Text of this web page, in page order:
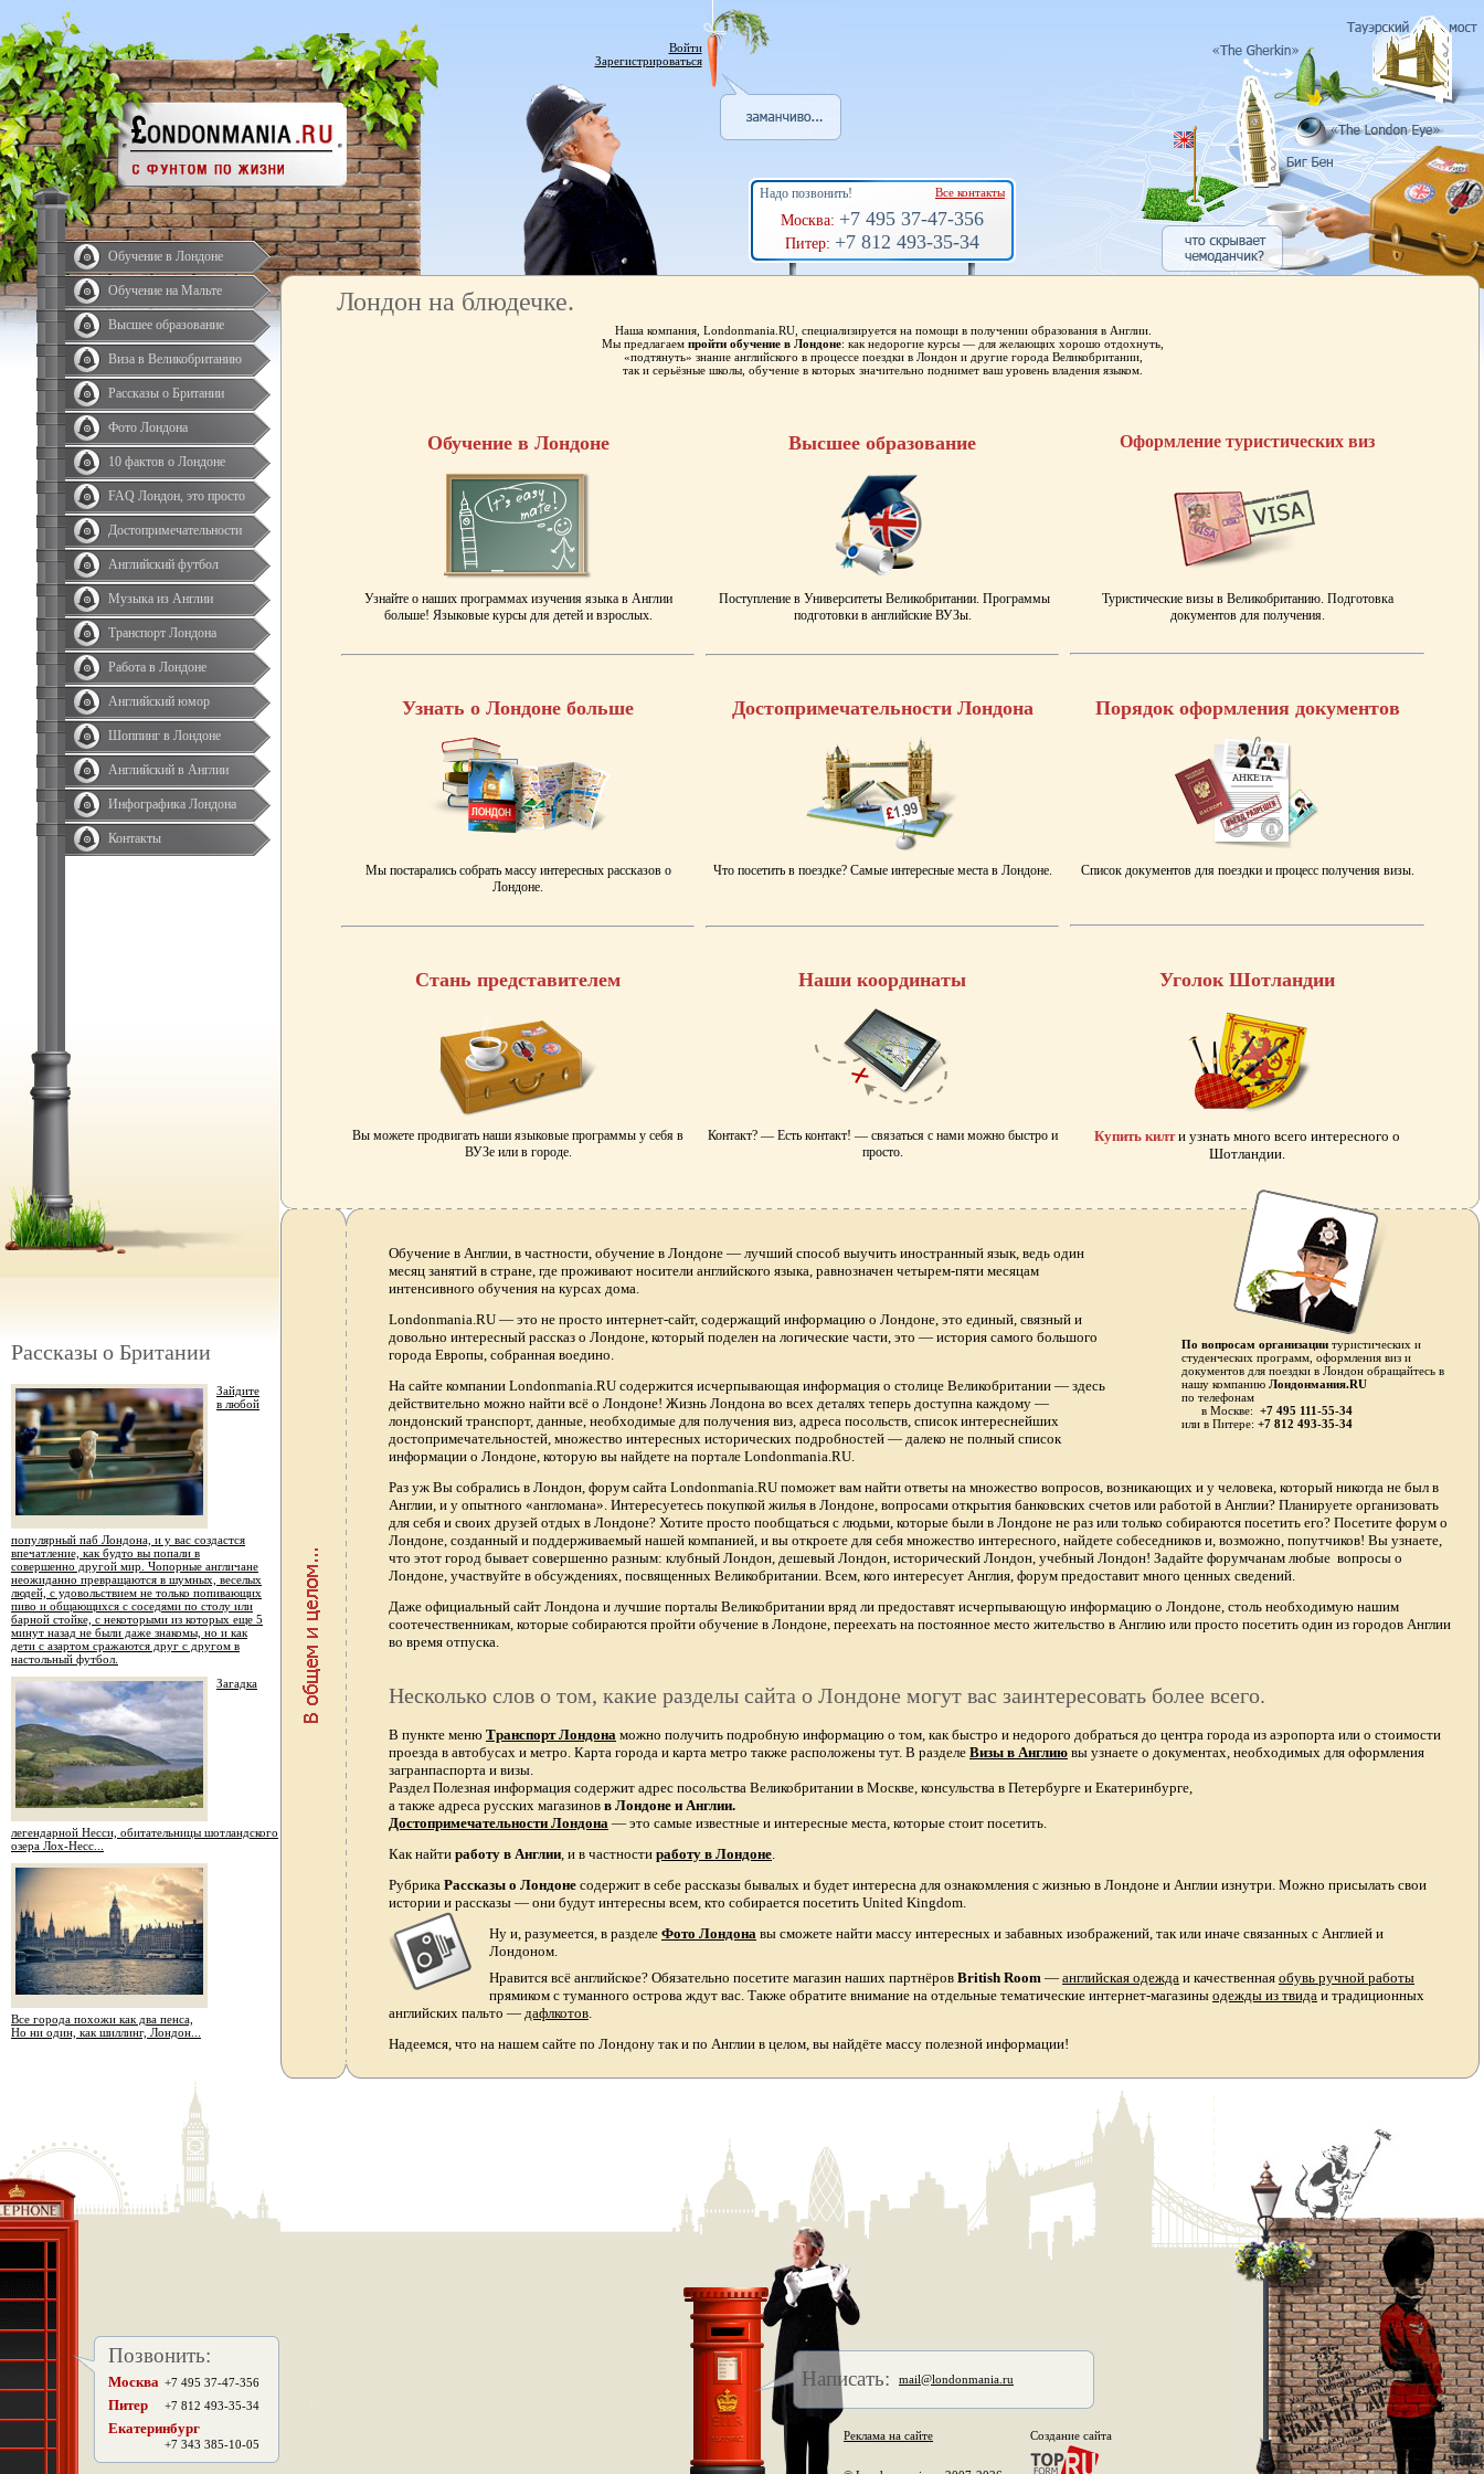
Обучение в Лондоне
Обучение на Мальте
Высшее образование
Виза в Великобританию
Рассказы о Британии
Фото Лондона
10 фактов о Лондоне
FAQ Лондон, это просто
Достопримечательности
Английский футбол
Музыка из Англии
Транспорт Лондона
Работа в Лондоне
Английский юмор
Шоппинг в Лондоне
Английский в Англии
Инфографика Лондона
Контакты
Рассказы о Британии
Зайдите
в любой
популярный паб Лондона, и у вас создастся
впечатление, как будто вы попали в
совершенно другой мир. Чопорные англичане
неожиданно превращаются в шумных, веселых
людей, с удовольствием не только попивающих
пиво и общающихся с соседями по столу или
барной стойке, с некоторыми из которых еще 5
минут назад не были даже знакомы, но и как
дети с азартом сражаются друг с другом в
настольный футбол.
Загадка
легендарной Несси, обитательницы шотландского
озера Лох-Несс...
Все города похожи как два пенса,
Но ни один, как шиллинг, Лондон...
Надо позвонить! Все контакты
Москва: +7 495 37-47-356
Питер: +7 812 493-35-34
Войти
Зарегистрироваться
Лондон на блюдечке.
Наша компания, Londonmania.RU, специализируется на помощи в получении образования в Англии.
Мы предлагаем пройти обучение в Лондоне: как недорогие курсы — для желающих хорошо отдохнуть,
«подтянуть» знание английского в процессе поездки в Лондон и другие города Великобритании,
так и серьёзные школы, обучение в которых значительно поднимет ваш уровень владения языком.
Обучение в Лондоне Высшее образование Оформление туристических виз
Узнайте о наших программах изучения языка в Англии
больше! Языковые курсы для детей и взрослых.
Поступление в Университеты Великобритании. Программы
подготовки в английские ВУЗы.
Туристические визы в Великобританию. Подготовка
документов для получения.
Узнать о Лондоне больше Достопримечательности Лондона Порядок оформления документов
Мы постарались собрать массу интересных рассказов о
Лондоне.
Что посетить в поездке? Самые интересные места в Лондоне. Список документов для поездки и процесс получения визы.
Стань представителем Наши координаты Уголок Шотландии
Вы можете продвигать наши языковые программы у себя в
ВУЗе или в городе.
Контакт? — Есть контакт! — связаться с нами можно быстро и
просто.
Купить килти узнать много всего интересного о
Шотландии.
По вопросам организации туристических и
студенческих программ, оформления виз и
документов для поездки в Лондон обращайтесь в
нашу компаниюЛондонмания.RU
по телефонам
в Москве:+7 495 111-55-34
или в Питере: +7 812 493-35-34
Обучение в Англии, в частности, обучение в Лондоне — лучший способ выучить иностранный язык, ведь один
месяц занятий в стране, где проживают носители английского языка, равнозначен четырем-пяти месяцам
интенсивного обучения на курсах дома.
Londonmania.RU — это не просто интернет-сайт, содержащий информацию о Лондоне, это единый, связный и
довольно интересный рассказ о Лондоне, который поделен на логические части, это — история самого большого
города Европы, собранная воедино.
На сайте компании Londonmania.RU содержится исчерпывающая информация о столице Великобритании — здесь
действительно можно найти всё о Лондоне! Жизнь Лондона во всех деталях теперь доступна каждому —
лондонский транспорт, данные, необходимые для получения виз, адреса посольств, список интереснейших
достопримечательностей, множество интересных исторических подробностей — далеко не полный список
информации о Лондоне, которую вы найдете на портале Londonmania.RU.
Раз уж Вы собрались в Лондон, форум сайта Londonmania.RU поможет вам найти ответы на множество вопросов, возникающих и у человека, который никогда не был в
Англии, и у опытного «англомана». Интересуетесь покупкой жилья в Лондоне, вопросами открытия банковских счетов или работой в Англии? Планируете организовать
для себя и своих друзей отдых в Лондоне? Хотите просто пообщаться с людьми, которые были в Лондоне не раз или только собираются посетить его? Посетите форум о
Лондоне, созданный и поддерживаемый нашей компанией, и вы откроете для себя множество интересного, найдете собеседников и, возможно, попутчиков! Вы узнаете,
что этот город бывает совершенно разным: клубный Лондон, дешевый Лондон, исторический Лондон, учебный Лондон! Задайте форумчанам любые вопросы о
Лондоне, участвуйте в обсуждениях, посвященных Великобритании. Всем, кого интересует Англия, форум предоставит много ценных сведений.
Даже официальный сайт Лондона и лучшие порталы Великобритании вряд ли предоставят исчерпывающую информацию о Лондоне, столь необходимую нашим
соотечественникам, которые собираются пройти обучение в Лондоне, переехать на постоянное место жительство в Англию или просто посетить один из городов Англии
во время отпуска.
Несколько слов о том, какие разделы сайта о Лондоне могут вас заинтересовать более всего.
В пункте меню Транспорт Лондона можно получить подробную информацию о том, как быстро и недорого добраться до центра города из аэропорта или о стоимости
проезда в автобусах и метро. Карта города и карта метро также расположены тут. В разделе Визы в Англию вы узнаете о документах, необходимых для оформления
загранпаспорта и визы.
Раздел Полезная информация содержит адрес посольства Великобритании в Москве, консульства в Петербурге и Екатеринбурге,
а также адреса русских магазинов в Лондоне и Англии.
Достопримечательности Лондона — это самые известные и интересные места, которые стоит посетить.
Как найти работу в Англии, и в частности работу в Лондоне.
Рубрика Рассказы о Лондоне содержит в себе рассказы бывалых и будет интересна для ознакомления с жизнью в Лондоне и Англии изнутри. Можно присылать свои
истории и рассказы — они будут интересны всем, кто собирается посетить United Kingdom.
Ну и, разумеется, в разделе Фото Лондона вы сможете найти массу интересных и забавных изображений, так или иначе связанных с Англией и
Лондоном.
Нравится всё английское? Обязательно посетите магазин наших партнёров British Room — английская одежда и качественная обувь ручной работы
прямиком с туманного острова ждут вас. Также обратите внимание на отдельные тематические интернет-магазины одежды из твида и традиционных
английских пальто — дафлкотов.
Надеемся, что на нашем сайте по Лондону так и по Англии в целом, вы найдёте массу полезной информации!
Позвонить:
Москва +7 495 37-47-356
Питер +7 812 493-35-34
Екатеринбург
+7 343 385-10-05
Написать: mail@londonmania.ru
Реклама на сайте Создание сайта